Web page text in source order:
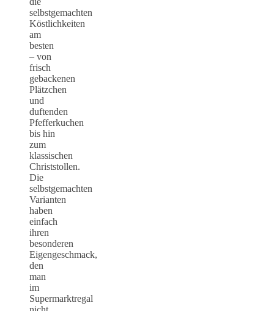
selbstgemachten
Köstlichkeiten
am
besten
– von
frisch
gebackenen
Plätzchen
und
duftenden
Pfefferkuchen
bis hin
zum
klassischen
Christstollen.
Die
selbstgemachten
Varianten
haben
einfach
ihren
besonderen
Eigengeschmack,
den
man
im
Supermarktregal